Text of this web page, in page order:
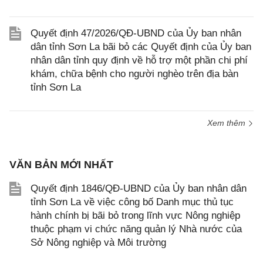
Quyết định 47/2026/QĐ-UBND của Ủy ban nhân
dân tỉnh Sơn La bãi bỏ các Quyết định của Ủy ban
nhân dân tỉnh quy định về hỗ trợ một phần chi phí
khám, chữa bệnh cho người nghèo trên địa bàn
tỉnh Sơn La
Xem thêm
VĂN BẢN MỚI NHẤT
Quyết định 1846/QĐ-UBND của Ủy ban nhân dân
tỉnh Sơn La về việc công bố Danh mục thủ tục
hành chính bị bãi bỏ trong lĩnh vực Nông nghiệp
thuộc phạm vi chức năng quản lý Nhà nước của
Sở Nông nghiệp và Môi trường